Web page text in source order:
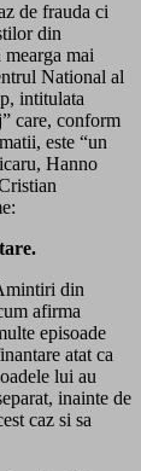
de frauda ci
din
mai
National al
intitulata
care, conform
este “un
Hanno
din
afirma
episoade
atat ca
lui au
inainte de
caz si sa